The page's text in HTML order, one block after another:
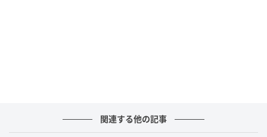
ロイヤルアスコットは、英国・バークシャー州のアス
コット競馬場で毎年6月に開催される、イギリスを代表
関連する他の記事